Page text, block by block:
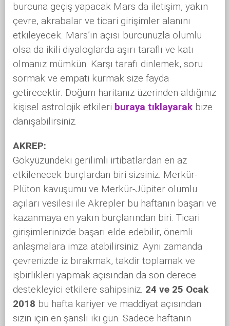
burcuna geçiş yapacak Mars da iletişim, yakın
çevre, akrabalar ve ticari girişimler alanını
etkileyecek. Mars’ın açısı burcunuzla olumlu
olsa da ikili diyaloglarda aşırı taraflı ve katı
olmanız mümkün. Karşı tarafı dinlemek, soru
sormak ve empati kurmak size fayda
getirecektir. Doğum haritanız üzerinden aldığınız
kişisel astrolojik etkileri buraya tıklayarak bize
danışabilirsiniz.
AKREP:
Gökyüzündeki gerilimli irtibatlardan en az
etkilenecek burçlardan biri sizsiniz. Merkür-
Plüton kavuşumu ve Merkür-Jüpiter olumlu
açıları vesilesi ile Akrepler bu haftanın başarı ve
kazanmaya en yakın burçlarından biri. Ticari
girişimlerinizde başarı elde edebilir, önemli
anlaşmalara imza atabilirsiniz. Aynı zamanda
çevrenizde iz bırakmak, takdir toplamak ve
işbirlikleri yapmak açısından da son derece
destekleyici etkilere sahipsiniz. 24 ve 25 Ocak
2018 bu hafta kariyer ve maddiyat açısından
sizin için en şanslı iki gün. Sadece haftanın